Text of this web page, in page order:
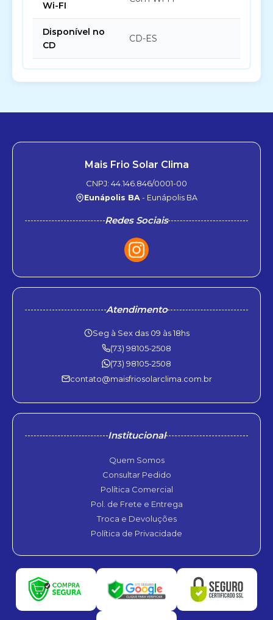
Wi-FI
Disponível no
CD
CD-ES
Mais Frio Solar Clima
CNPJ: 44.146.846/0001-00
Eunápolis BA - Eunápolis BA
Redes Sociais
Atendimento
Seg à Sex das 09 às 18hs
(73) 98105-2508
(73) 98105-2508
contato@maisfriosolarclima.com.br
Institucional
Quem Somos
Consultar Pedido
Política Comercial
Pol. de Frete e Entrega
Troca e Devoluções
Política de Privacidade